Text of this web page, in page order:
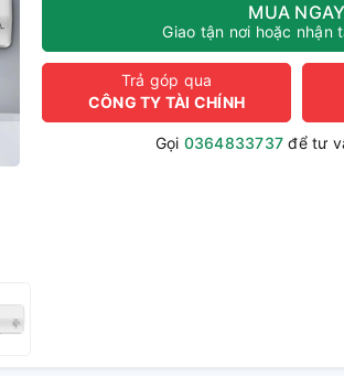
MUA NGAY
Giao tận nơi hoặc nhận
Trả góp qua
CÔNG TY TÀI CHÍNH
Gọi 0364833737 để tư